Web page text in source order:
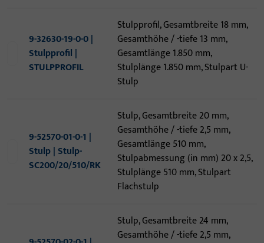
9-32630-19-0-0 |
Stulpprofil |
STULPPROFIL
Stulpprofil, Gesamtbreite 18 mm,
Gesamthöhe / -tiefe 13 mm,
Gesamtlänge 1.850 mm,
Stulplänge 1.850 mm, Stulpart U-
Stulp
9-52570-01-0-1 |
Stulp | Stulp-
SC200/20/510/RK
Stulp, Gesamtbreite 20 mm,
Gesamthöhe / -tiefe 2,5 mm,
Gesamtlänge 510 mm,
Stulpabmessung (in mm) 20 x 2,5,
Stulplänge 510 mm, Stulpart
Flachstulp
Stulp, Gesamtbreite 24 mm,
Gesamthöhe / -tiefe 2,5 mm,